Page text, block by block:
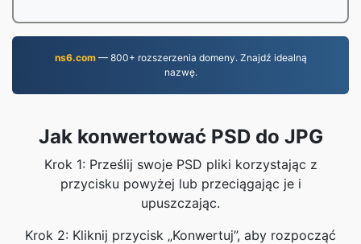
ns6.com— 800+ rozszerzenia domeny. Znajdź idealną
nazwę.
Jak konwertować PSD do JPG
Krok 1: Prześlij swoje PSD pliki korzystając z
przycisku powyżej lub przeciągając je i
upuszczając.
Krok 2: Kliknij przycisk „Konwertuj”, aby rozpocząć